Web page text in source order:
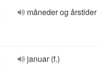
måneder og årstider
januar (f.)